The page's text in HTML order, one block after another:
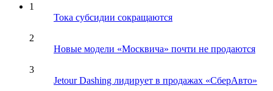
1
Тока субсидии сокращаются
2
Новые модели «Москвича» почти не продаются
3
Jetour Dashing лидирует в продажах «СберАвто»